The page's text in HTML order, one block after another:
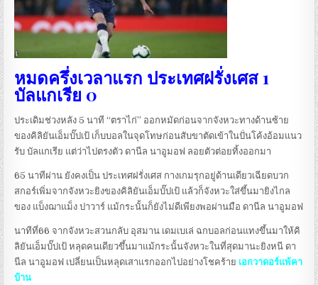
หมดครึ่งเวลาแรก ประเทศฝรั่งเศส 1
บัลแกเรีย 0
ประเดิมช่วงหลัง 5 นาที “ตราไก่” ออกหมัดก่อนจากจังหวะทางด้านซ้าย
ของคิลิยันเอ็มบั๊ปเป้ เก็บบอลในจุดโทษก่อนสับขาตัดเข้าในปั่นโค้งอ้อมแนว
รับ บัลแกเรีย แต่ว่าไปตรงตัว ดานีล นาอูมอฟ ลอยตัวต่อยทิ้งออกมา
65 นาทีผ่าน ยังคงเป็น ประเทศฝรั่งเศส กางเกมรุกอยู่ด้านเดียวเฉียดบวก
สกอร์เพิ่มจากจังหวะยิงของคิลิยันเอ็มบั๊ปเป้ แล้วก็จังหวะใส่ขึ้นมายิงไกล
ของ แบ็งฌาแม็ง ปาวาร์ แม้กระนั้นก็ยังไม่ดีเพียงพอผ่านมือ ดานีล นาอูมอฟ
นาทีที่66 จากจังหวะสวนกลับ อุสมาน เดมเบเล่ ฉกบอลก่อนแทงขึ้นมาให้คิ
ลิยันเอ็มบั๊ปเป้ หลุดคนเดียวขึ้นมาแม้กระนั้นจังหวะในที่สุดมานะยิงหนี ดา
นีล นาอูมอฟ เปลี่ยนเป็นหลุดเสาแรกออกไปอย่างโชคร้าย เอกวาดอร์แพ้คา
บ้าน